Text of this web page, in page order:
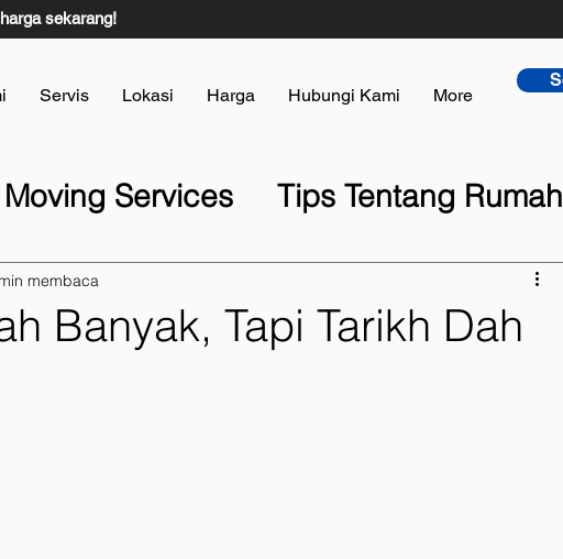
sekarang!
Servis Lokasi Harga Hubungi Kami More
Moving Services Tips Tentang Rumah
Banyak, Tapi Tarikh Dah
membaca